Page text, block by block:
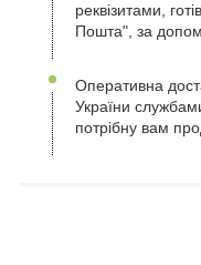
реквізитами,
Пошта", за
Оперативна
України
потрібну вам